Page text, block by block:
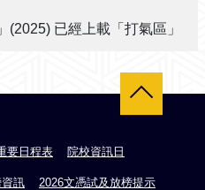
(2025) 已經上載「打氣區」
要日程表 院校資訊日
訊 2026文憑試及放榜提示
返回頂部